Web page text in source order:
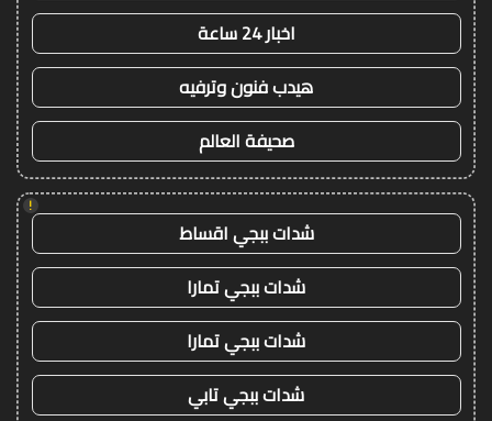
اخبار 24 ساعة
هيدب فنون وترفيه
صحيفة العالم
!
شدات ببجي اقساط
شدات ببجي تمارا
شدات ببجي تمارا
شدات ببجي تابي